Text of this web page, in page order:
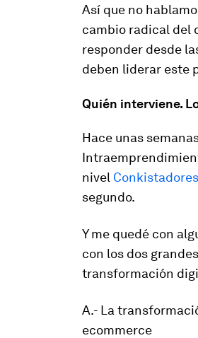
Así que no
cambio radical del
responder desde
deben liderar este
Quién interviene.
Hace unas
nivel Conkistadores
segundo.
Y me quedé con
con los dos
transformación
A.- La
ecommerce